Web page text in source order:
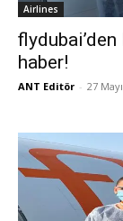
Airlines
haber!
ANT Editör - 27